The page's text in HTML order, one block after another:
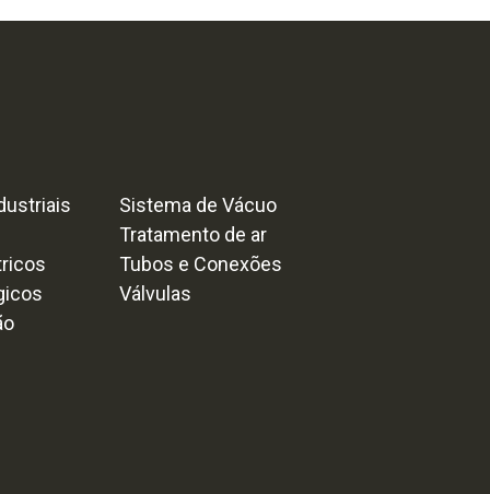
Sistema de Vácuo
Tratamento de ar
Tubos e Conexões
Válvulas